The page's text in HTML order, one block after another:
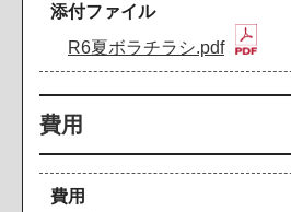
添付ファイル
R6夏ボラチラシ.pdf
費用
費用